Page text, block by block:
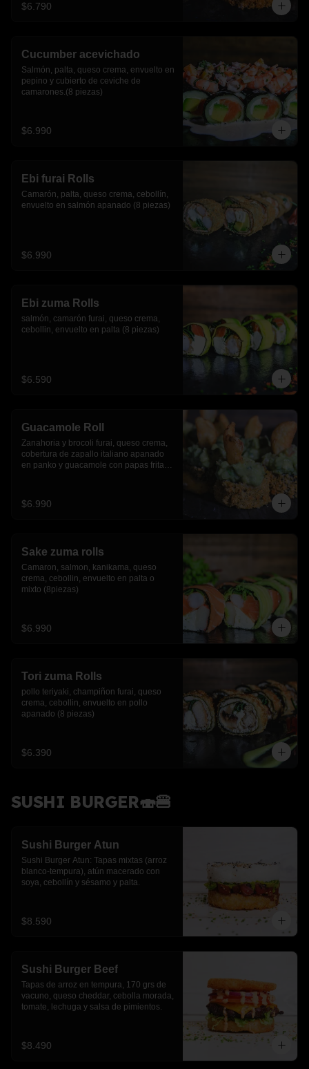
$6.790
Cucumber acevichado
Salmón, palta, queso crema, envuelto en
pepino y cubierto de ceviche de
camarones.(8 piezas)
$6.990
Ebi furai Rolls
Camarón, palta, queso crema, cebollín,
envuelto en salmón apanado (8 piezas)
$6.990
Ebi zuma Rolls
salmón, camarón furai, queso crema,
cebollin, envuelto en palta (8 piezas)
$6.590
Guacamole Roll
Zanahoria y brocoli furai, queso crema,
cobertura de zapallo italiano apanado
en panko y guacamole con papas fritas.
$6.990
Sake zuma rolls
Camaron, salmon, kanikama, queso
crema, cebollin, envuelto en palta o
mixto (8piezas)
$6.990
Tori zuma Rolls
pollo teriyaki, champiñon furai, queso
crema, cebollin, envuelto en pollo
apanado (8 piezas)
$6.390
SUSHI BURGER🍣🍔
Sushi Burger Atun
Sushi Burger Atun: Tapas mixtas (arroz
blanco-tempura), atún macerado con
soya, cebollín y sésamo y palta.
$8.590
Sushi Burger Beef
Tapas de arroz en tempura, 170 grs de
vacuno, queso cheddar, cebolla morada,
tomate, lechuga y salsa de pimientos.
$8.490